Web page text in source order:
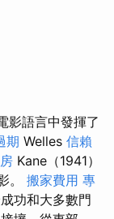
影語言中發揮了
期 Welles 信賴
Kane（1941）
。 搬家費用 專
功和大多數門